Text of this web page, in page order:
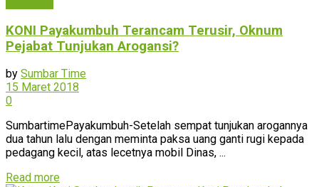
KONI Payakumbuh Terancam Terusir, Oknum
Pejabat Tunjukan Arogansi?
by Sumbar Time
15 Maret 2018
0
SumbartimePayakumbuh-Setelah sempat tunjukan arogannya
dua tahun lalu dengan meminta paksa uang ganti rugi kepada
pedagang kecil, atas lecetnya mobil Dinas, ...
Read more